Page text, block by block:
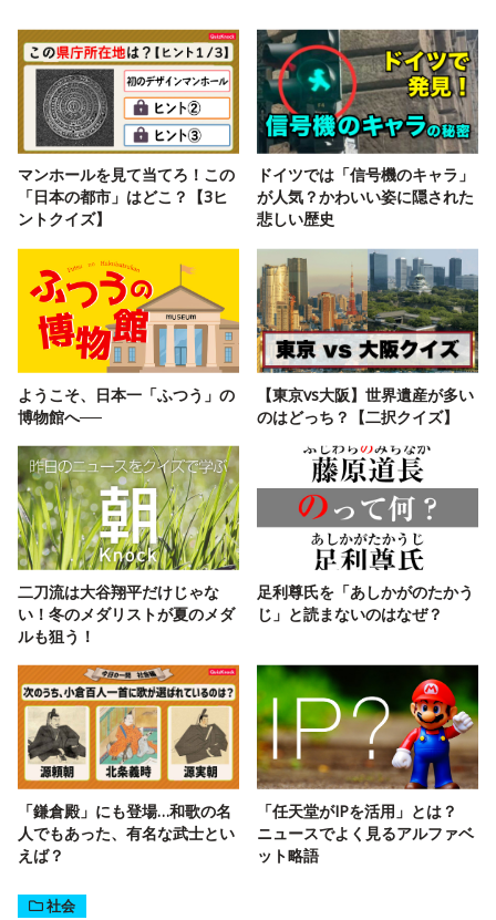
マンホールを見て当てろ！この
「日本の都市」はどこ？【3ヒ
ントクイズ】
ドイツでは「信号機のキャラ」
が人気？かわいい姿に隠された
悲しい歴史
ようこそ、日本一「ふつう」の
博物館へ──
【東京vs大阪】世界遺産が多い
のはどっち？【二択クイズ】
二刀流は大谷翔平だけじゃな
い！冬のメダリストが夏のメダ
ルも狙う！
足利尊氏を「あしかがのたかう
じ」と読まないのはなぜ？
「鎌倉殿」にも登場…和歌の名
人でもあった、有名な武士とい
えば？
「任天堂がIPを活用」とは？
ニュースでよく見るアルファベ
ット略語
社会